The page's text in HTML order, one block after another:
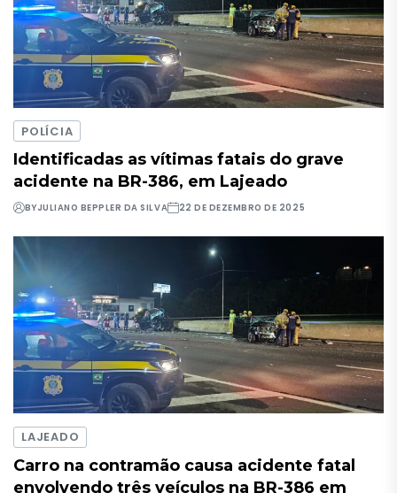
POLÍCIA
Identificadas as vítimas fatais do grave
acidente na BR-386, em Lajeado
BYJULIANO BEPPLER DA SILVA 22 DE DEZEMBRO DE 2025
LAJEADO
Carro na contramão causa acidente fatal
envolvendo três veículos na BR-386 em